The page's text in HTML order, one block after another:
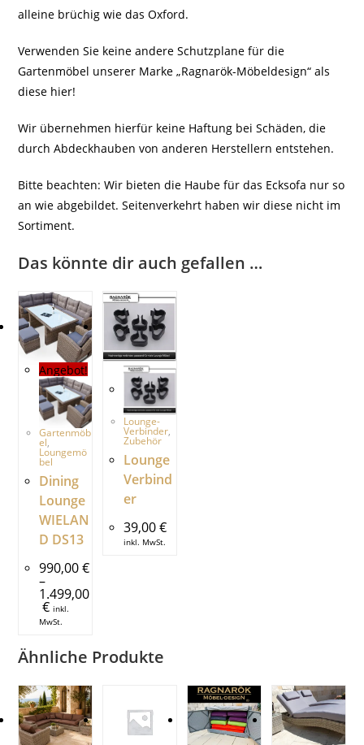
alleine brüchig wie das Oxford.
Verwenden Sie keine andere Schutzplane für die
Gartenmöbel unserer Marke „Ragnarök-Möbeldesign“ als
diese hier!
Wir übernehmen hierfür keine Haftung bei Schäden, die
durch Abdeckhauben von anderen Herstellern entstehen.
Bitte beachten: Wir bieten die Haube für das Ecksofa nur so
an wie abgebildet. Seitenverkehrt haben wir diese nicht im
Sortiment.
Das könnte dir auch gefallen …
Angebot!
Gartenmöb
el,
Loungemö
bel
Dining
Lounge
WIELAN
D DS13
990,00€
–
1.499,00
€ inkl.
MwSt.
Lounge-
Verbinder,
Zubehör
Lounge
Verbind
er
39,00€
inkl. MwSt.
Ähnliche Produkte